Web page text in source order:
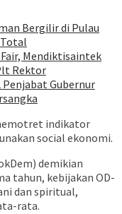
Bergilir di Pulau
Total
Mendiktisaintek
Rektor
Penjabat Gubernur
indikator
social ekonomi.
demikian
tahun, kebijakan OD-
dan spiritual,
rata.